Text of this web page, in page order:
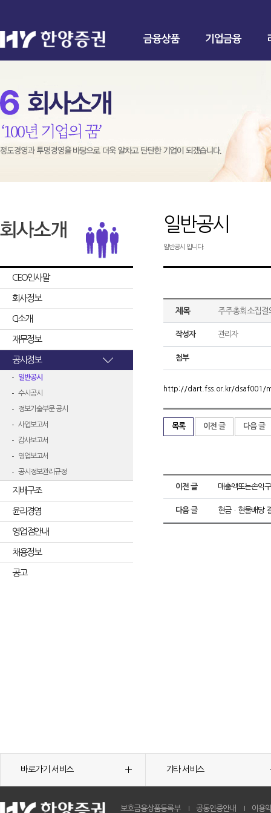
금융상품 기업금융
CEO인사말
회사정보
CI소개
재무정보
공시정보
일반공시
수시공시
정보기술부문 공시
사업보고서
감사보고서
영업보고서
공시정보관리규정
지배구조
윤리경영
영업점안내
채용정보
공고
일반공시
일반공시 입니다.
제목 주주총회소집결
작성자 관리자
첨부
http://dart.fss.or.kr/dsaf001/
목록 이전 글 다음 글
이전 글 매출액또는손익
다음 글 현금ㆍ현물배당
바로가기 서비스 기타 서비스
보호금융상품등록부 공동인증안내 이용